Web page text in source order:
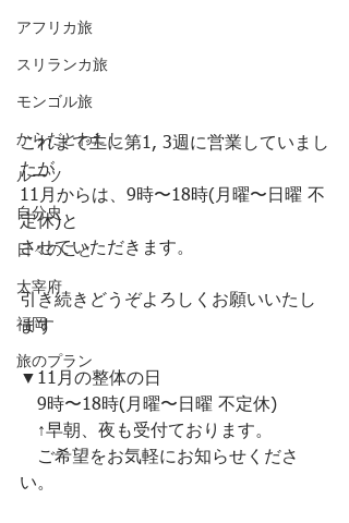
アフリカ旅
スリランカ旅
モンゴル旅
からだとわたし
ルーツ
自分史
日々のこと
太宰府
福岡
旅のプラン
これまで主に第1, 3週に営業していまし
たが﻿
11月からは、9時〜18時(月曜〜日曜 不
定休)と﻿
させていただきます。﻿
引き続きどうぞよろしくお願いいたし
ます
▼11月の整体の日﻿
9時〜18時(月曜〜日曜 不定休) ﻿
↑早朝、夜も受付ております。﻿
ご希望をお気軽にお知らせくださ
い。﻿